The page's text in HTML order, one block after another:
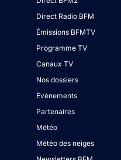
Direct Radio BFM
Émissions BFMTV
Programme TV
Canaux TV
Nos dossiers
Évènements
Partenaires
Météo
Météo des neiges